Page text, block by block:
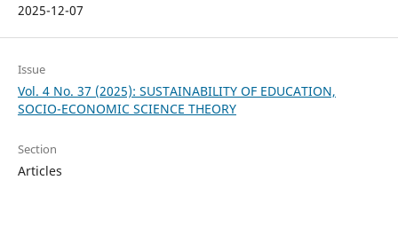
2025-12-07
Issue
Vol. 4 No. 37 (2025): SUSTAINABILITY OF EDUCATION,
SOCIO-ECONOMIC SCIENCE THEORY
Section
Articles